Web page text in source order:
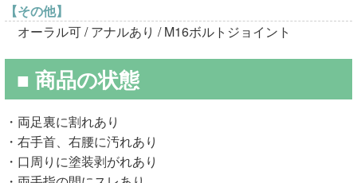
【その他】
オーラル可 / アナルあり / M16ボルトジョイント
■ 商品の状態
・両足裏に割れあり
・右手首、右腰に汚れあり
・口周りに塗装剥がれあり